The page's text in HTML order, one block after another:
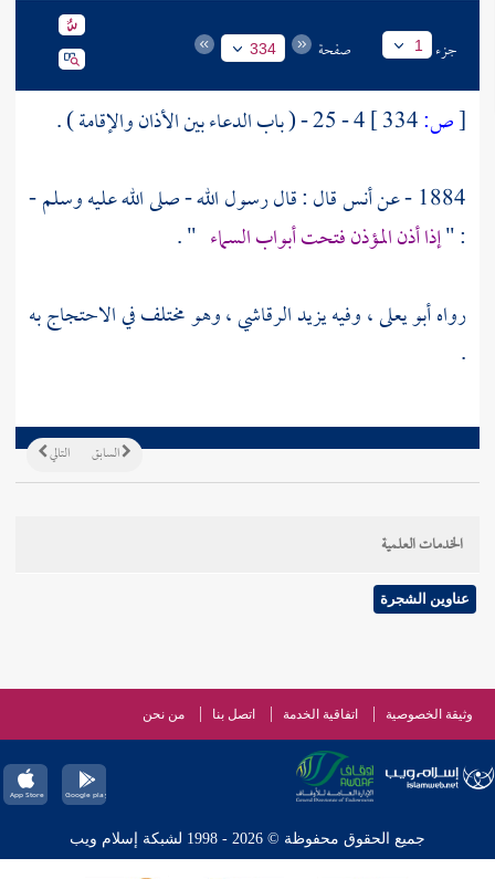
جزء 1 صفحة 334
[ص:
4 - 25 - ( باب الدعاء بين الأذان والإقامة ) .
1884 - عن
أنسقال : قال رسول الله - صلى الله عليه وسلم -
: "إذا أذن المؤذن فتحت أبواب السماء " .
رواهأبو يعلى، وفيهيزيد الرقاشي، وهو مختلف في الاحتجاج به
.
التالي السابق
الخدمات العلمية
عناوين الشجرة
وثيقة الخصوصية اتفاقية الخدمة اتصل بنا من نحن
جميع الحقوق محفوظة © 2026 - 1998 لشبكة إسلام ويب